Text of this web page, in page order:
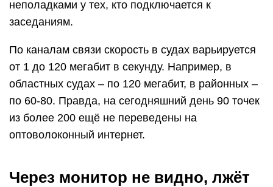
неполадками у тех, кто подключается к
заседаниям.
По каналам связи скорость в судах варьируется
от 1 до 120 мегабит в секунду. Например, в
областных судах – по 120 мегабит, в районных –
по 60-80. Правда, на сегодняшний день 90 точек
из более 200 ещё не переведены на
оптоволоконный интернет.
Через монитор не видно, лжёт